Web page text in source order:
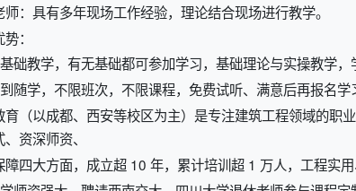
师：具有多年现场工作经验，理论结合现场进行教学。
：
础教学，有无基础都可参加学习，基础理论与实操教学，
随学，不限班次，不限课程，免费试听、满意后再报名学
育（以成都、西安等校区为主）是专注建筑工程领域的职
资深师资、
障四大方面，成立超 10 年，累计培训超 1 万人，工程实